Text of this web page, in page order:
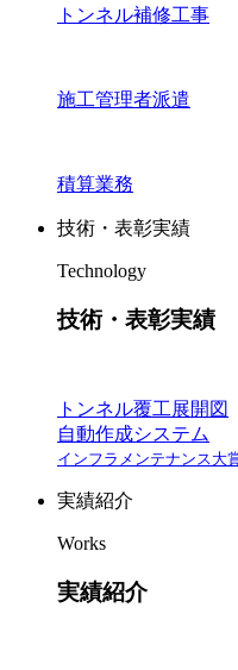
トンネル補修工事
施工管理者派遣
積算業務
技術・表彰実績
Technology
技術・表彰実績
トンネル覆工展開図
自動作成システム
インフラメンテナンス大
実績紹介
Works
実績紹介